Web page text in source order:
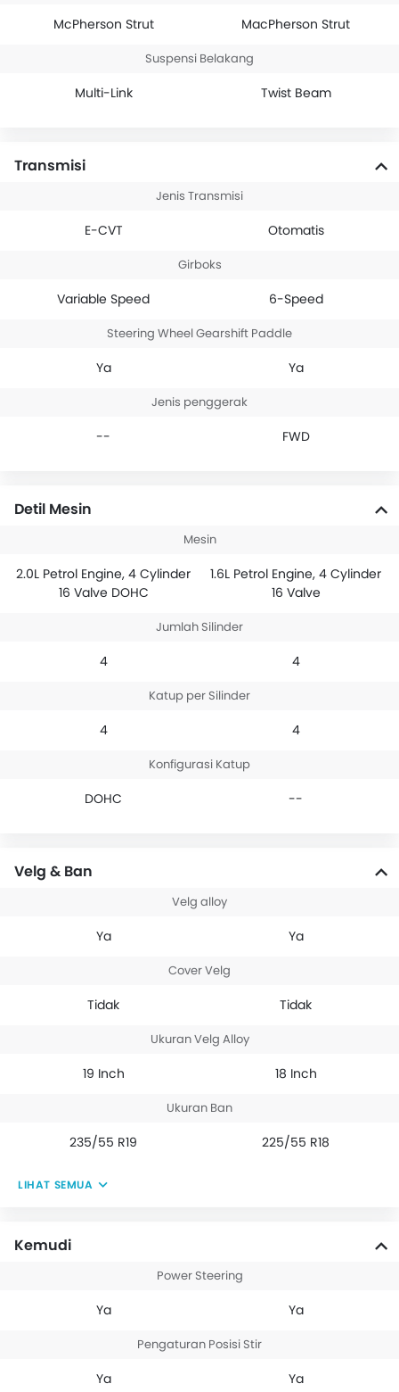
McPherson Strut MacPherson Strut
Suspensi Belakang
Multi-Link Twist Beam
Transmisi
Jenis Transmisi
E-CVT Otomatis
Girboks
Variable Speed 6-Speed
Steering Wheel Gearshift Paddle
Ya Ya
Jenis penggerak
-- FWD
Detil Mesin
Mesin
2.0L Petrol Engine, 4 Cylinder
16 Valve DOHC
1.6L Petrol Engine, 4 Cylinder
16 Valve
Jumlah Silinder
4 4
Katup per Silinder
4 4
Konfigurasi Katup
DOHC --
Velg & Ban
Velg alloy
Ya Ya
Cover Velg
Tidak Tidak
Ukuran Velg Alloy
19 Inch 18 Inch
Ukuran Ban
235/55 R19 225/55 R18
LIHAT SEMUA
Kemudi
Power Steering
Ya Ya
Pengaturan Posisi Stir
Ya Ya